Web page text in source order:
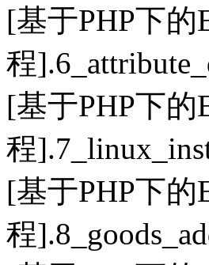
[基于PHP下
程
[基于PHP下
程
[基于PHP下
程